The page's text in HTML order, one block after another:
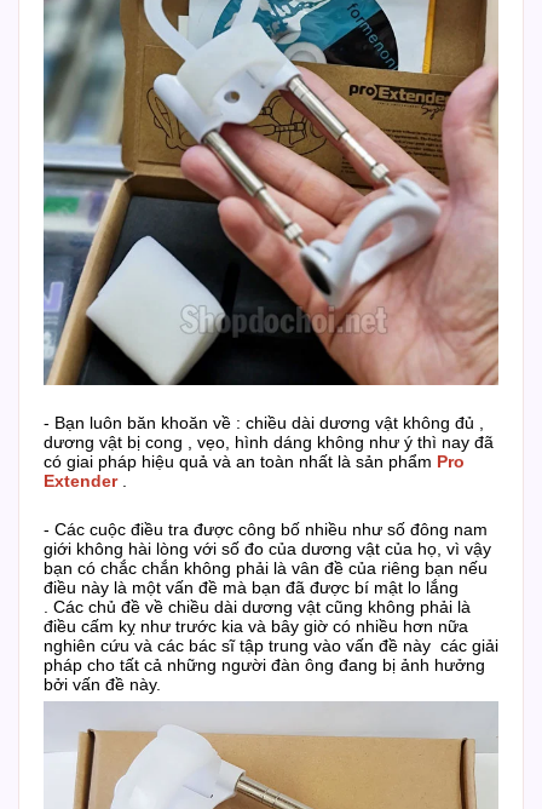
- Bạn luôn băn khoăn về : chiều dài dương vật không đủ ,
dương vật bị cong , vẹo, hình dáng không như ý thì nay đã
có giai pháp hiệu quả và an toàn nhất là sản phẩm Pro
Extender.
- Các cuộc điều tra được công bố nhiều như số đông nam
giới không hài lòng với số đo của dương vật của họ, vì vậy
bạn có chắc chắn không phải là vân đề của riêng bạn nếu
điều này là một vấn đề mà bạn đã được bí mật lo lắng
Các chủ đề về chiều dài dương vật cũng không phải là
điều cấm kỵ như trước kia và bây giờ có nhiều hơn nữa
nghiên cứu và các bác sĩ tập trung vào vấn đề này các giải
pháp cho tất cả những người đàn ông đang bị ảnh hưởng
bởi vấn đề này.